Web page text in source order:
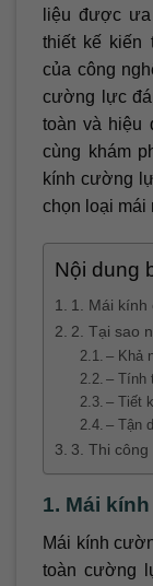
liệu được
thiết kế kiến
của công
cường lực
toàn và hiệu
cùng khám
kính cường
chọn loại mái
Nội dung
1. Mái
2. Tại sao
– Khả
– Tính
– Tiết
– Tận
3. Thi
1. Mái
Mái kính
toàn cường